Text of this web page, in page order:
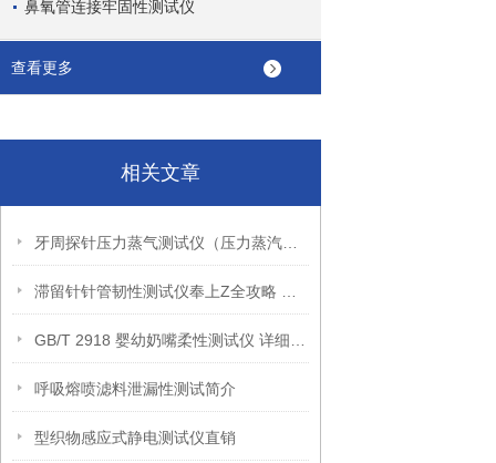
鼻氧管连接牢固性测试仪
查看更多
相关文章
呼吸熔喷滤料泄漏性测试简介
型织物感应式静电测试仪直销